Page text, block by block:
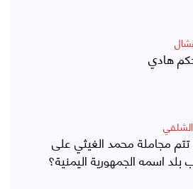
هادي
تتم مجاملة محمد الغيثي على
اسمه الجمهورية اليمنية؟